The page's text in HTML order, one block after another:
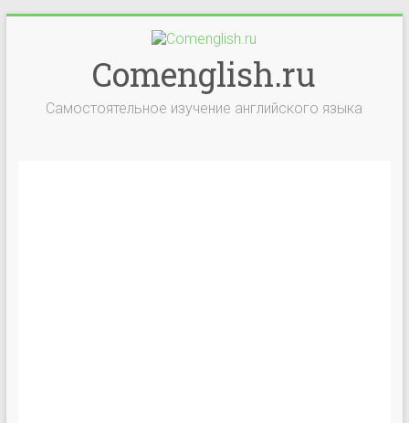
Comenglish.ru
Самостоятельное изучение английского языка